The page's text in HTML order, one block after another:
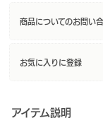
商品についてのお問い
お気に入りに登録
アイテム説明